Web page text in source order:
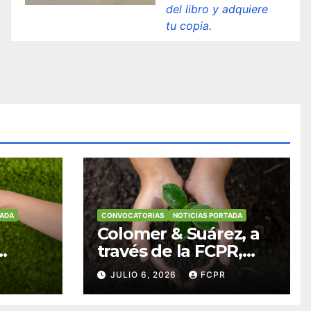
del libro y adquiere
tu copia.
CONVOCATORIAS NOTICIAS PORTADA
Colomer & Suárez, a
través de la FCPR,
abre convocatoria
para apoyar
JULIO 6, 2026 FCPR